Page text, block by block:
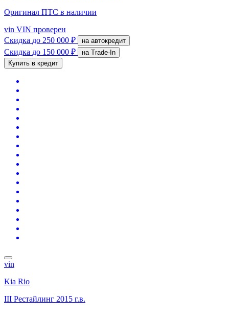
Оригинал ПТС в наличии
vin VIN проверен
Скидка до 250 000 ₽ на автокредит
Скидка до 150 000 ₽
на Trade-In
Купить в кредит
vin
Kia Rio
III Рестайлинг 2015 г.в.